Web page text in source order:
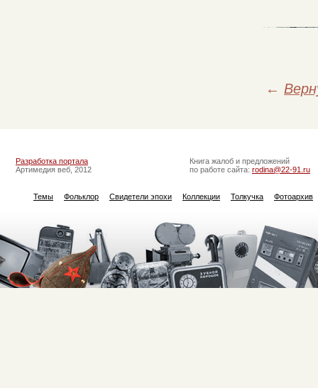
←
Разработка портала
Артимедия веб, 2012
Книга жалоб и предложений
по работе сайта: rodina@22-91.ru
Темы Фольклор Свидетели эпохи Коллекции Толкучка Фотоархив